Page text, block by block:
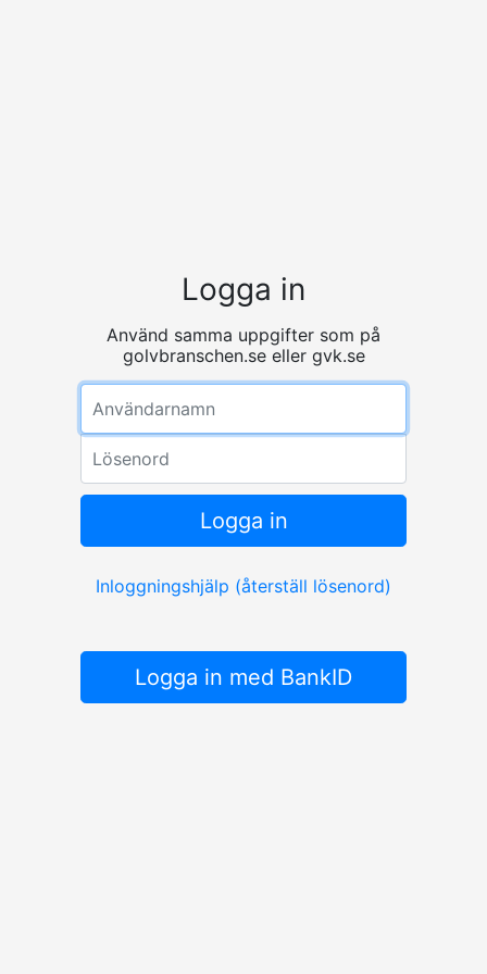
Logga in
Använd samma uppgifter som på
golvbranschen.se eller gvk.se
Logga in
Inloggningshjälp (återställ lösenord)
Logga in med BankID